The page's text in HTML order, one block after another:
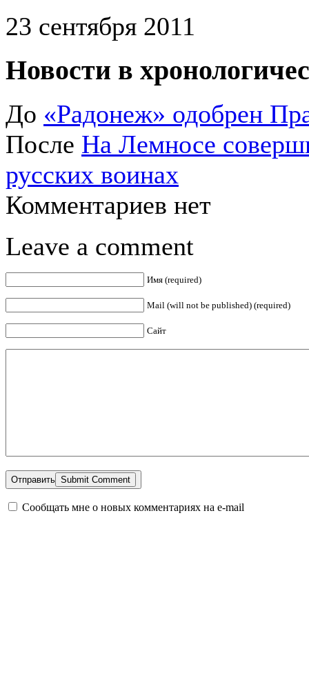
23 сентября 2011
Новости в
До «Радонеж» одобрен
После На Лемносе
русских воинах
Комментариев нет
Leave a comment
Имя (required)
Mail (will not be published) (required)
Сайт
Отправить
Сообщать мне о новых комментариях на e-mail